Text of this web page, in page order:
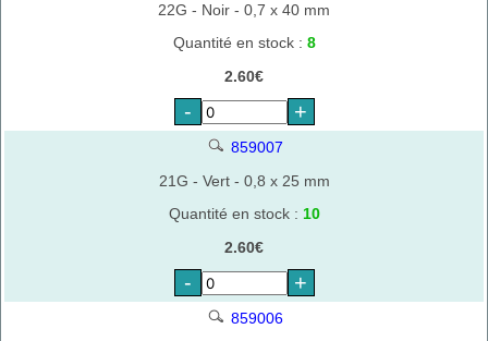
22G - Noir - 0,7 x 40 mm
Quantité en stock : 8
2.60€
- +
859007
21G - Vert - 0,8 x 25 mm
Quantité en stock : 10
2.60€
- +
859006